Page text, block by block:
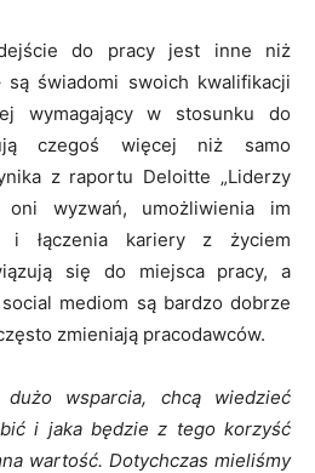
do pracy jest inne niż
świadomi swoich kwalifikacji
wymagający w stosunku do
czegoś więcej niż samo
z raportu Deloitte „Liderzy
oni wyzwań, umożliwienia im
i łączenia kariery z życiem
się do miejsca pracy, a
mediom są bardzo dobrze
zmieniają pracodawców.
dużo wsparcia, chcą wiedzieć
i jaka będzie z tego korzyść
wartość. Dotychczas mieliśmy